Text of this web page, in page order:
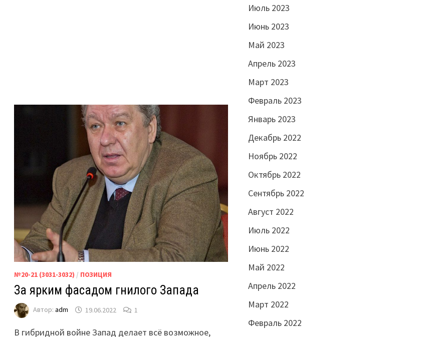
№20-21 (3031-3032) / ПОЗИЦИЯ
За ярким фасадом гнилого Запада
Автор: adm 19.06.2022 1
В гибридной войне Запад делает всё возможное,
Июль 2023
Июнь 2023
Май 2023
Апрель 2023
Март 2023
Февраль 2023
Январь 2023
Декабрь 2022
Ноябрь 2022
Октябрь 2022
Сентябрь 2022
Август 2022
Июль 2022
Июнь 2022
Май 2022
Апрель 2022
Март 2022
Февраль 2022